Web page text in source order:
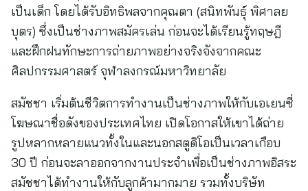
เป็นเด็ก โดยได้รับอิทธิพลจากคุณตา (สนิทพันธุ์ พิศาลย
บุตร) ซึ่งเป็นช่างภาพสมัครเล่น ก่อนจะได้เรียนรู้ทฤษฎี
และฝึกฝนทักษะการถ่ายภาพอย่างจริงจังจากคณะ
ศิลปกรรมศาสตร์ จุฬาลงกรณ์มหาวิทยาลัย
สมัชชา เริ่มต้นชีวิตการทำงานเป็นช่างภาพให้กับเอเยนซี่
โฆษณาชื่อดังของประเทศไทย เปิดโอกาสให้เขาได้ถ่าย
รูปหลากหลายแนวทั้งในและนอกสตูดิโอเป็นเวลาเกือบ
30 ปี ก่อนจะลาออกจากงานประจำเพื่อเป็นช่างภาพอิสระ
สมัชชาได้ทำงานให้กับลูกค้ามากมาย รวมทั้งบริษัท